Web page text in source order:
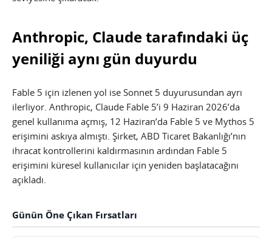
Anthropic, Claude tarafındaki üç
yeniliği aynı gün duyurdu
Fable 5 için izlenen yol ise Sonnet 5 duyurusundan ayrı
ilerliyor. Anthropic, Claude Fable 5’i 9 Haziran 2026’da
genel kullanıma açmış, 12 Haziran’da Fable 5 ve Mythos 5
erişimini askıya almıştı. Şirket, ABD Ticaret Bakanlığı’nın
ihracat kontrollerini kaldırmasının ardından Fable 5
erişimini küresel kullanıcılar için yeniden başlatacağını
açıkladı.
Günün Öne Çıkan Fırsatları